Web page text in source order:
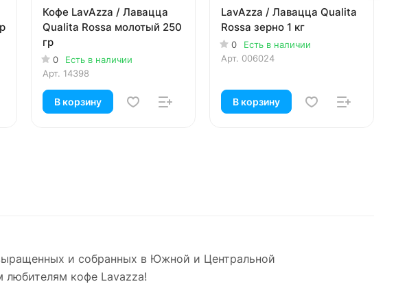
Кофе LavAzza / Лавацца
Qualita Rossa молотый 250
гр
0
Есть в наличии
Арт. 14398
В корзину
LavAzza / Лавацца Qualita
Rossa зерно 1 кг
0
Есть в наличии
Арт. 006024
В корзину
и собранных в Южной и Центральной
любителям кофе Lavazza!